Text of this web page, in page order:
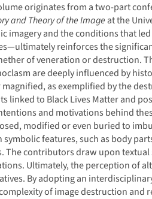
originates from a two-part
and Theory of the Image at the
imagery and the conditions that
reinforces the
of veneration or destruction.
are deeply influenced by
as exemplified by the
linked to Black Lives Matter and
and motivations behind
modified or even buried to
features, such as body
contributors draw upon textual
Ultimately, the perception of
By adopting an
of image destruction and